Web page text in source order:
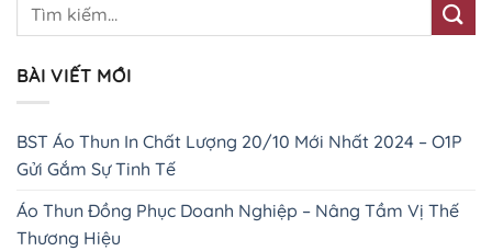
BÀI VIẾT MỚI
BST Áo Thun In Chất Lượng 20/10 Mới Nhất 2024 – O1P
Gửi Gắm Sự Tinh Tế
Áo Thun Đồng Phục Doanh Nghiệp – Nâng Tầm Vị Thế
Thương Hiệu